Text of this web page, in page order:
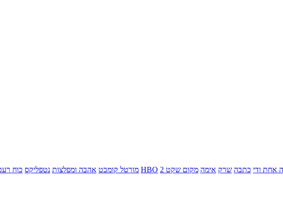
כתבה שרק אימה מקום שקט 2 HBO מורטל קומבט אהבה ומפלצות נטפליקס כוח